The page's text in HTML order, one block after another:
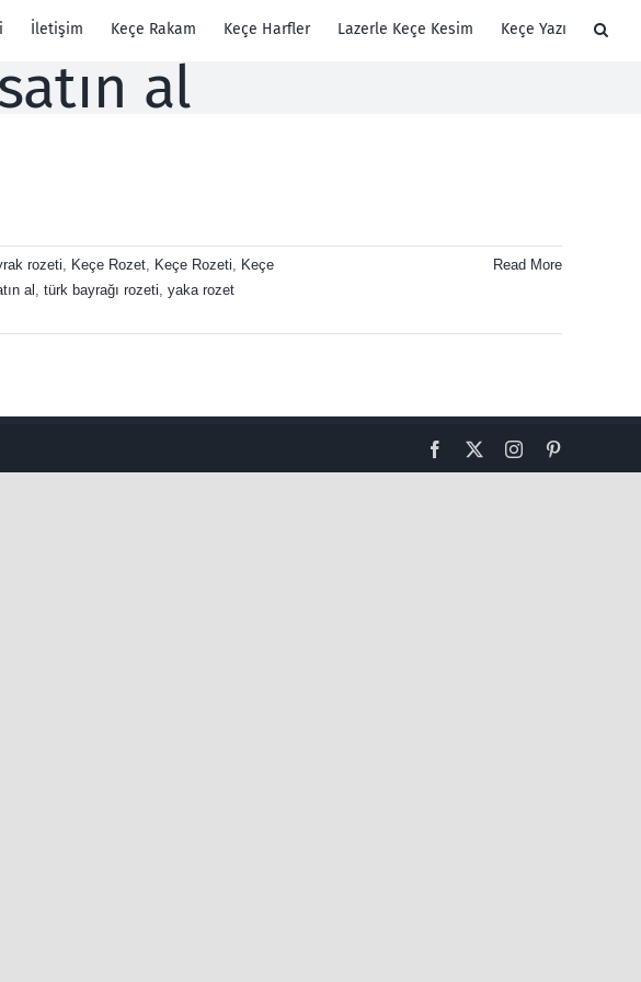
İletişim Keçe Rakam Keçe Harfler Lazerle Keçe Kesim Keçe Yazı
al
rozeti, Keçe Rozet, Keçe Rozeti, Keçe
al , türk bayrağı rozeti, yaka rozet
Read More
Facebook Instagram